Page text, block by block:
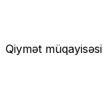
Qiymət müqayisəsi